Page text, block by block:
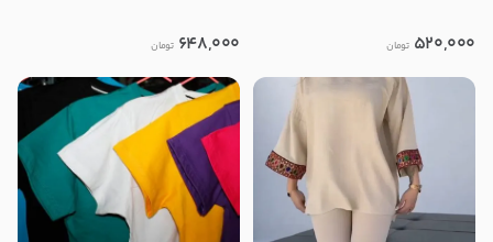
520,000 تومان 648,000 تومان